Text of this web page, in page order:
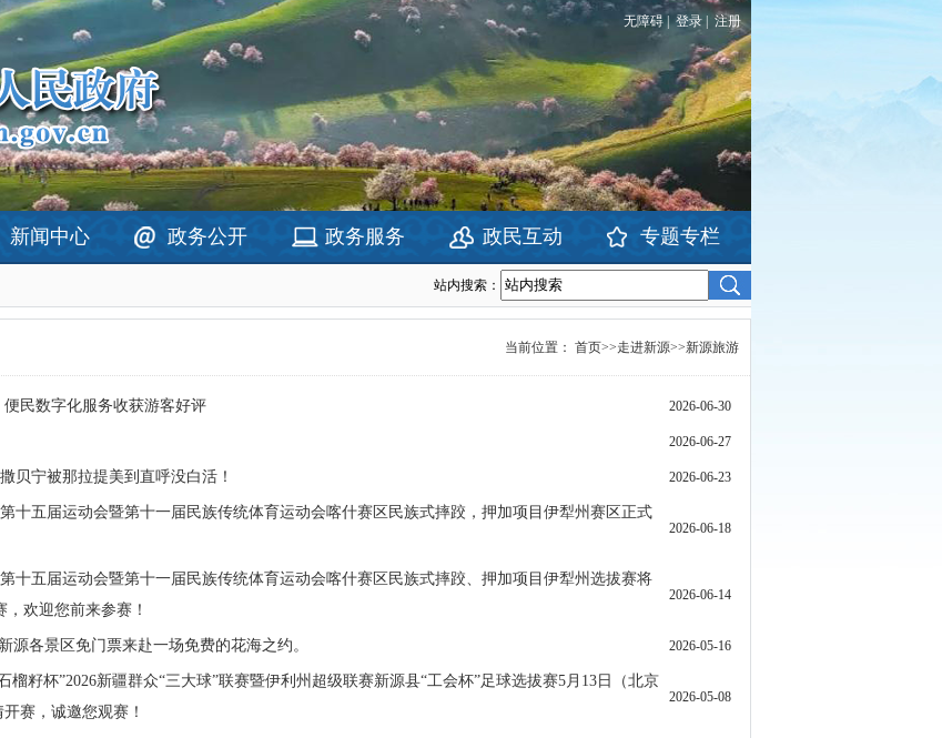
无障碍 | 登录 注册
新闻中心 政务公开 政务服务 政民互动 专题专栏
站内搜索：
当前位置： 首页>>走进新源>>新源旅游
民数字化服务收获游客好评 2026-06-30
2026-06-27
贝宁被那拉提美到直呼没白活！ 2026-06-23
十五届运动会暨第十一届民族传统体育运动会喀什赛区民族式摔跤，押加项目伊犁州赛区正式
2026-06-18
十五届运动会暨第十一届民族传统体育运动会喀什赛区民族式摔跤、押加项目伊犁州选拔赛将
，欢迎您前来参赛！
2026-06-14
源各景区免门票来赴一场免费的花海之约。 2026-05-16
榴籽杯”2026新疆群众“三大球”联赛暨伊利州超级联赛新源县“工会杯”足球选拔赛5月13日（北京
赛，诚邀您观赛！
2026-05-08